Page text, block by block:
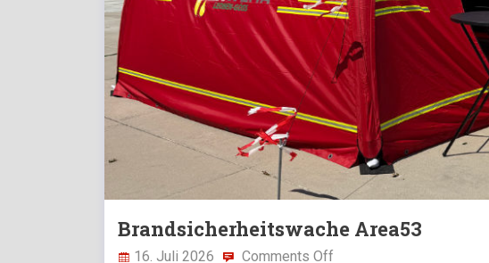
Brandsicherheitswache Area53
16. Juli 2026
Comments Off